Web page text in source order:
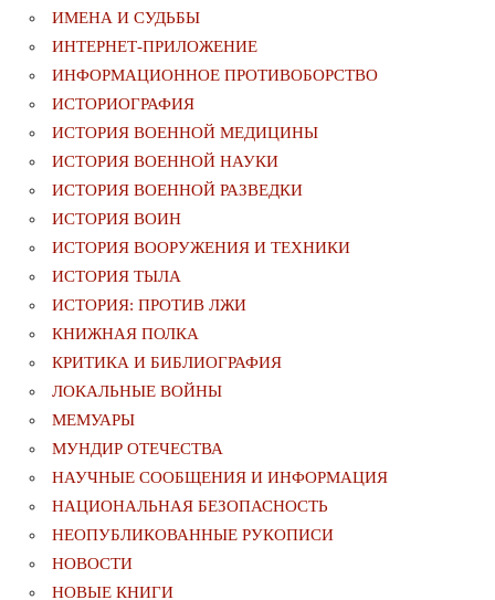
ИМЕНА И СУДЬБЫ
ИНТЕРНЕТ-ПРИЛОЖЕНИЕ
ИНФОРМАЦИОННОЕ ПРОТИВОБОРСТВО
ИСТОРИОГРАФИЯ
ИСТОРИЯ ВОЕННОЙ МЕДИЦИНЫ
ИСТОРИЯ ВОЕННОЙ НАУКИ
ИСТОРИЯ ВОЕННОЙ РАЗВЕДКИ
ИСТОРИЯ ВОИН
ИСТОРИЯ ВООРУЖЕНИЯ И ТЕХНИКИ
ИСТОРИЯ ТЫЛА
ИСТОРИЯ: ПРОТИВ ЛЖИ
КНИЖНАЯ ПОЛКА
КРИТИКА И БИБЛИОГРАФИЯ
ЛОКАЛЬНЫЕ ВОЙНЫ
МЕМУАРЫ
МУНДИР ОТЕЧЕСТВА
НАУЧНЫЕ СООБЩЕНИЯ И ИНФОРМАЦИЯ
НАЦИОНАЛЬНАЯ БЕЗОПАСНОСТЬ
НЕОПУБЛИКОВАННЫЕ РУКОПИСИ
НОВОСТИ
НОВЫЕ КНИГИ